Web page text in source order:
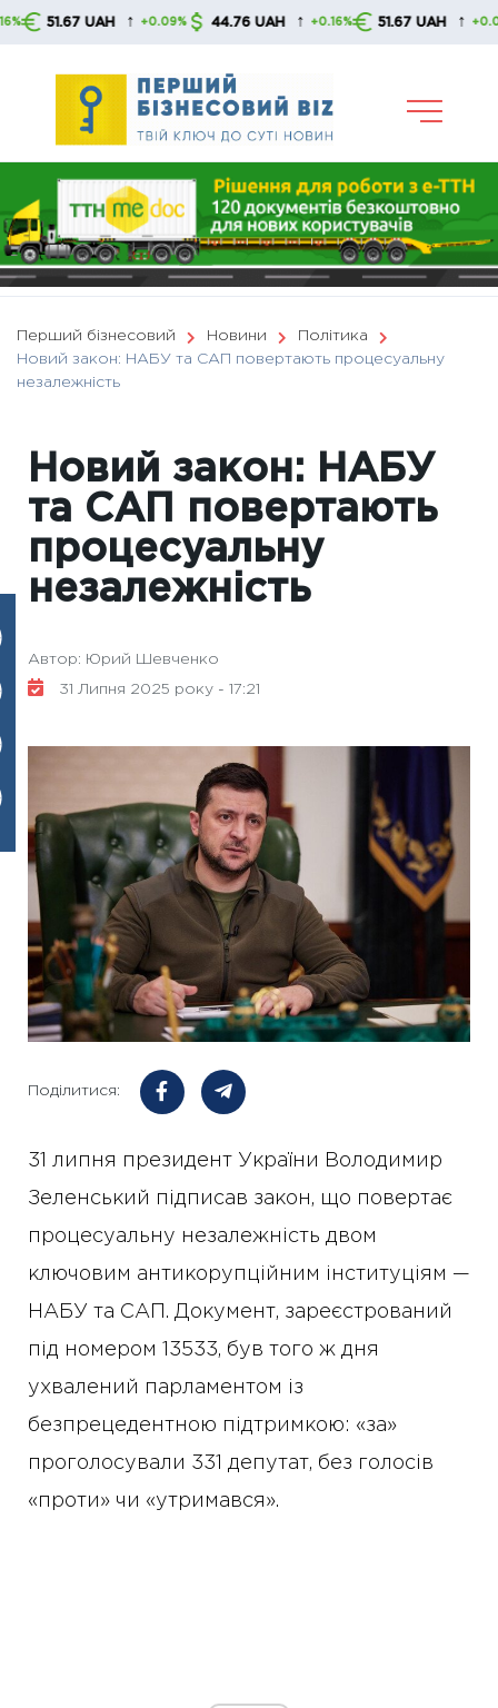
Skip
UAH ↑ +0.09% 44.76 UAH ↑ +0.16% 51.67 UAH ↑ +0.09%
Перший бізнесовий Новини
Політика
Новий закон: НАБУ та САП повертають процесуальну
незалежність
Новий закон: НАБУ
та САП повертають
процесуальну
незалежність
Автор: Юрий Шевченко
31 Липня 2025 року - 17:21
Поділитися:
31 липня президент України Володимир
Зеленський підписав закон, що повертає
процесуальну незалежність двом
ключовим антикорупційним інституціям —
НАБУ та САП. Документ, зареєстрований
під номером 13533, був того ж дня
ухвалений парламентом із
безпрецедентною підтримкою: «за»
проголосували 331 депутат, без голосів
«проти» чи «утримався».